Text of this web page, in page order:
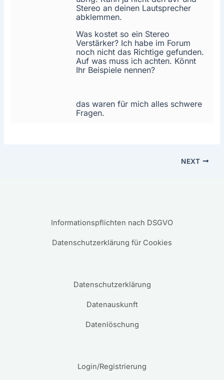
Stereo an deinen Lautsprecher
abklemmen.
Was kostet so ein Stereo
Verstärker? Ich habe im Forum
noch nicht das Richtige gefunden.
Auf was muss ich achten. Könnt
Ihr Beispiele nennen?
das waren für mich alles schwere
Fragen.
NEXT
Informationspflichten nach DSGVO
Datenschutzerklärung für Cookies
Datenschutzerklärung
Datenauskunft
Datenlöschung
Login/Registrierung